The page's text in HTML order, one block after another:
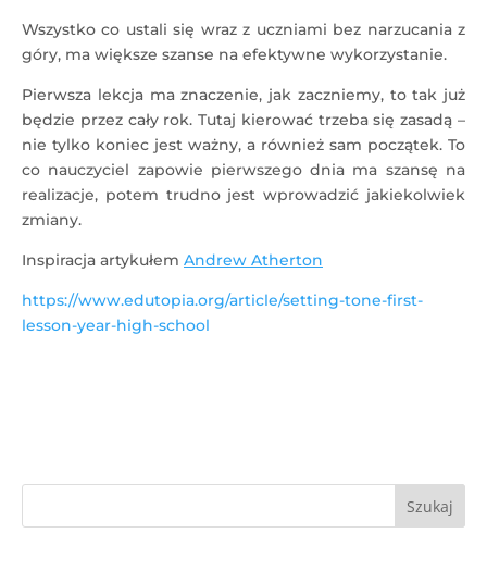
Wszystko co ustali się wraz z uczniami bez narzucania z
góry, ma większe szanse na efektywne wykorzystanie.
Pierwsza lekcja ma znaczenie, jak zaczniemy, to tak już
będzie przez cały rok. Tutaj kierować trzeba się zasadą –
nie tylko koniec jest ważny, a również sam początek. To
co nauczyciel zapowie pierwszego dnia ma szansę na
realizacje, potem trudno jest wprowadzić jakiekolwiek
zmiany.
Inspiracja artykułem Andrew Atherton
https://www.edutopia.org/article/setting-tone-first-
lesson-year-high-school
Szukaj